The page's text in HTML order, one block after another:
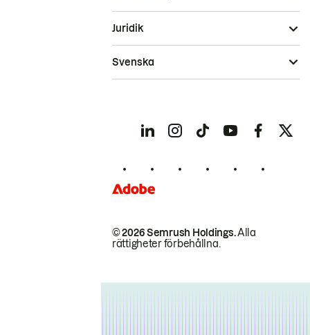
© 2026 Semrush Holdings.Alla
rättigheter förbehållna.
Juridik
Svenska